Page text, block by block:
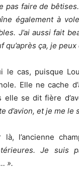
pas faire de
également à
J’ai aussi fait
qu’après ça, je
le cas, puisque
Elle ne cache
elle se dit fière
d’avion, et je me
l’ancienne
Je suis
».